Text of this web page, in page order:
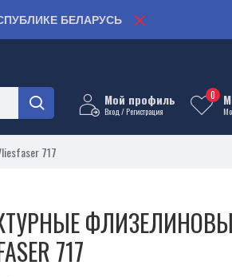
БЕЛАРУСЬ
Мой профиль
Вход / Регистрация
0
717
717